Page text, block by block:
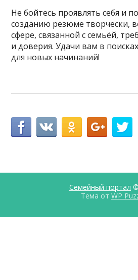
Не бойтесь проявлять себя и
созданию резюме творчески,
сфере, связанной с семьёй,
и доверия. Удачи вам в
для новых начинаний!
Семейный портал
Тема от WP